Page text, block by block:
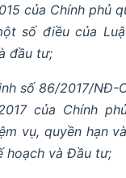
của Chính phủ
số điều của
đầu tư;
số 86/2017/NĐ-
của Chính
vụ, quyền hạn
hoạch và Đầu tư;